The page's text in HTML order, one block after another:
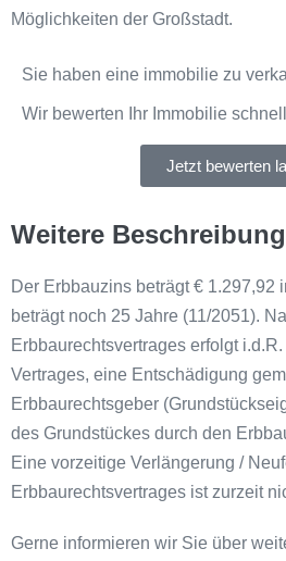
Möglichkeiten der Großstadt.
Sie haben eine immobilie zu
Wir bewerten Ihr Immobilie
Jetzt bewerten
Weitere Beschreibung
Der Erbbauzins beträgt € 1.297,92
beträgt noch 25 Jahre (11/2051).
Erbbaurechtsvertrages erfolgt
Vertrages, eine Entschädigung
Erbbaurechtsgeber
des Grundstückes durch den
Eine vorzeitige Verlängerung /
Erbbaurechtsvertrages ist zurzeit
Gerne informieren wir Sie über